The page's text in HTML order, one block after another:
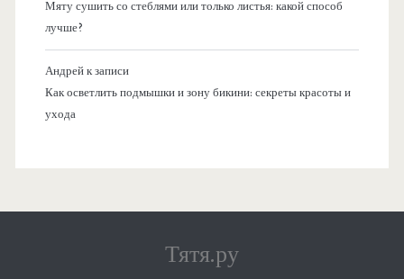
Мяту сушить со стеблями или только листья: какой способ
лучше?
Андрейк записи
Как осветлить подмышки и зону бикини: секреты красоты и
ухода
Тятя.ру